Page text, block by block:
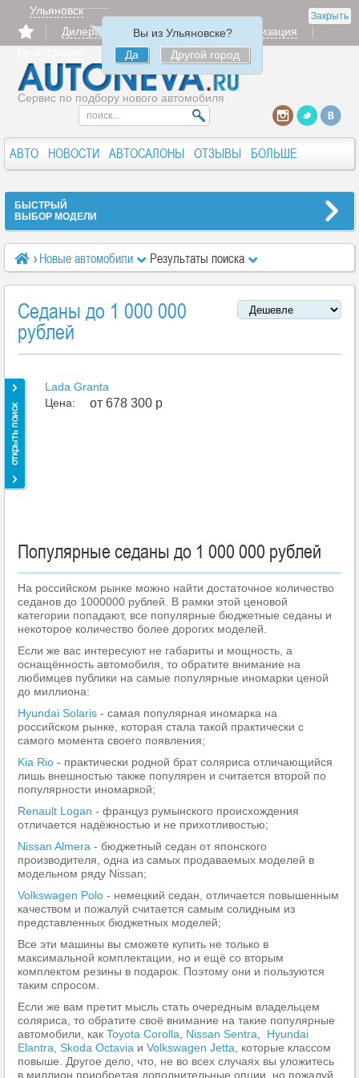
Закрыть
Ульяновск
Вы из Ульяновске?
Да
Другой город
Дилерам Продать
Авторизация
Сервис по подбору нового автомобиля
АВТО НОВОСТИ АВТОСАЛОНЫ ОТЗЫВЫ БОЛЬШЕ
БЫСТРЫЙ
ВЫБОР МОДЕЛИ
Новые автомобили Результаты поиска
Седаны до 1 000 000
рублей
Lada Granta
от 678 300 р
Цена:
Популярные седаны до 1 000 000 рублей
На российском рынке можно найти достаточное количество
седанов до 1000000 рублей. В рамки этой ценовой
категории попадают, все популярные бюджетные седаны и
некоторое количество более дорогих моделей.
Если же вас интересуют не габариты и мощность, а
оснащённость автомобиля, то обратите внимание на
любимцев публики на самые популярные иномарки ценой
до миллиона:
Hyundai Solaris - самая популярная иномарка на
российском рынке, которая стала такой практически с
самого момента своего появления;
Kia Rio - практически родной брат соляриса отличающийся
лишь внешностью также популярен и считается второй по
популярности иномаркой;
Renault Logan - француз румынского происхождения
отличается надёжностью и не прихотливостью;
Nissan Almera - бюджетный седан от японского
производителя, одна из самых продаваемых моделей в
модельном ряду Nissan;
Volkswagen Polo - немецкий седан, отличается повышенным
качеством и пожалуй считается самым солидным из
представленных бюджетных моделей;
Все эти машины вы сможете купить не только в
максимальной комплектации, но и ещё со вторым
комплектом резины в подарок. Поэтому они и пользуются
таким спросом.
Если же вам претит мысль стать очередным владельцем
соляриса, то обратите своё внимание на такие популярные
автомобили, как Toyota Corolla Nissan Sentra
Hyundai
Elantra Skoda Octavia и Volkswagen Jetta , которые классом
повыше. Другое дело, что, не во всех случаях вы уложитесь
в миллион приобретая дополнительные опции, но пожалуй